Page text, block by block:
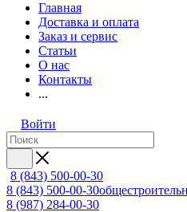
Главная
Доставка и оплата
Заказ и сервис
Статьи
О нас
Контакты
...
Войти
8 (843) 500-00-30
8 (843) 500-00-30
8 (987) 284-00-30